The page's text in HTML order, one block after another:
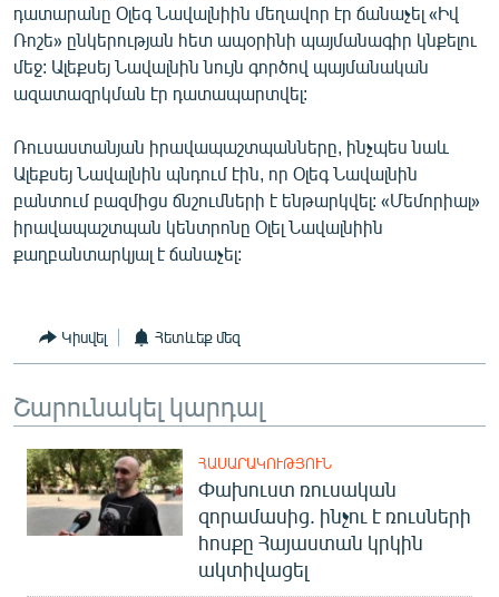
ՀԵՏԵՎԵՔ ՄԵԶ
«Ազատության» բոլոր կայքերը
դատարանը Օլեգ Նավալնիին մեղավոր էր ճանաչել «Իվ
Ռոշե» ընկերության հետ ապօրինի պայմանագիր կնքելու
մեջ: Ալեքսեյ Նավալնին նույն գործով պայմանական
ազատազրկման էր դատապարտվել:
Ռուսաստանյան իրավապաշտպանները, ինչպես նաև
Ալեքսեյ Նավալնին պնդում էին, որ Օլեգ Նավալնին
բանտում բազմիցս ճնշումների է ենթարկվել: «Մեմորիալ»
իրավապաշտպան կենտրոնը Օլել Նավալնիին
քաղբանտարկյալ է ճանաչել:
Կիսվել Հետևեք մեզ
Շարունակել կարդալ
ՀԱՍԱՐԱԿՈՒԹՅՈՒՆ
Փախուստ ռուսական
զորամասից. ինչու է ռուսների
հոսքը Հայաստան կրկին
ակտիվացել